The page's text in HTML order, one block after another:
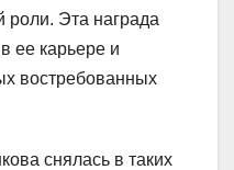
роли. Эта награда
ее карьере и
востребованных
снялась в таких